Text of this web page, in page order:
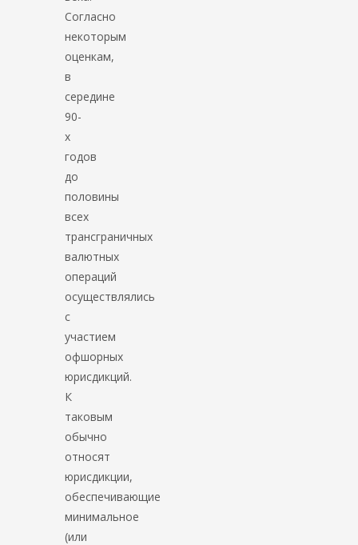
Согласно
некоторым
оценкам,
в
середине
90-
х
годов
до
половины
всех
трансграничных
валютных
операций
осуществлялись
с
участием
офшорных
юрисдикций.
К
таковым
обычно
относят
юрисдикции,
обеспечивающие
минимальное
(или